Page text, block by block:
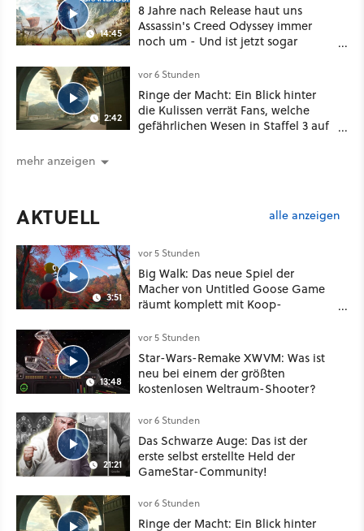
14:45
8 Jahre nach Release haut uns
Assassin's Creed Odyssey immer
noch um - Und ist jetzt sogar
2:42
vor 6 Stunden
Ringe der Macht: Ein Blick hinter
die Kulissen verrät Fans, welche
gefährlichen Wesen in Staffel 3 auf
mehr anzeigen
AKTUELL alle anzeigen
3:51
vor 5 Stunden
Big Walk: Das neue Spiel der
Macher von Untitled Goose Game
räumt komplett mit Koop-
13:48
vor 5 Stunden
Star-Wars-Remake XWVM: Was ist
neu bei einem der größten
kostenlosen Weltraum-Shooter?
21:21
vor 6 Stunden
Das Schwarze Auge: Das ist der
erste selbst erstellte Held der
GameStar-Community!
vor 6 Stunden
Ringe der Macht: Ein Blick hinter